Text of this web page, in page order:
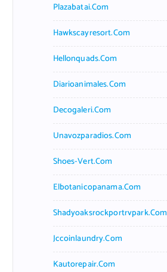
Plazabatai.com
Hawkscayresort.com
Hellonquads.com
Diarioanimales.com
Decogaleri.com
Unavozparadios.com
Shoes-Vert.com
Elbotanicopanama.com
Shadyoaksrockportrvpark.com
Jccoinlaundry.com
Kautorepair.com